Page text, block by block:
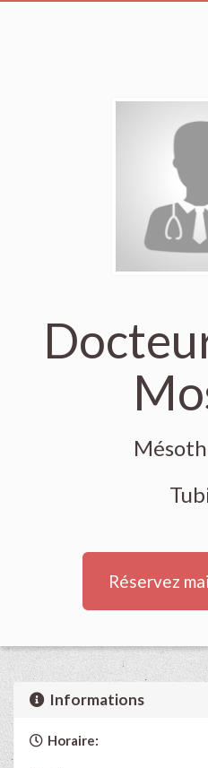
Réservez
Informations
Horaire: